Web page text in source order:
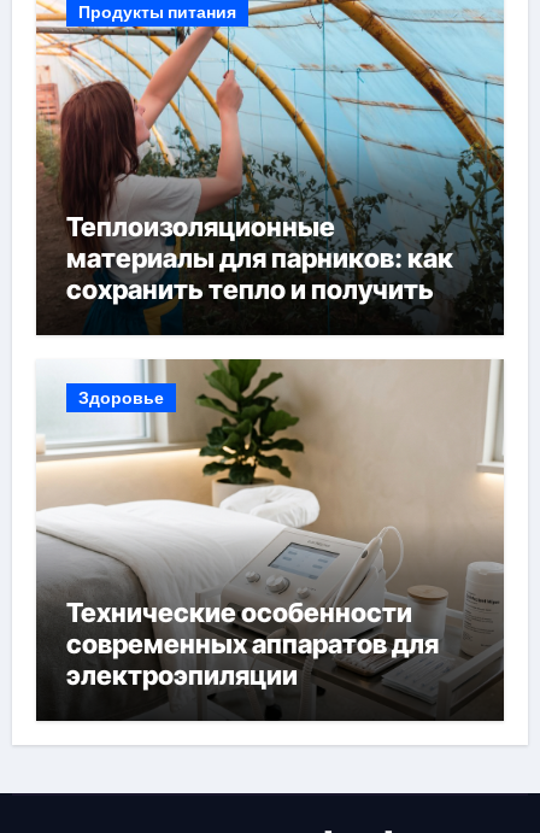
Продукты питания
Теплоизоляционные
материалы для парников: как
сохранить тепло и получить
богатый урожай
Здоровье
Технические особенности
современных аппаратов для
электроэпиляции